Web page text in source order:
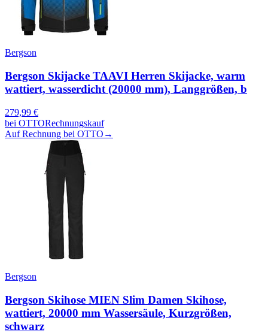
Bergson
Bergson Skijacke TAAVI Herren Skijacke, warm
wattiert, wasserdicht (20000 mm), Langgrößen, b
279,99 €
bei OTTORechnungskauf
Auf Rechnung bei OTTO →
Bergson
Bergson Skihose MIEN Slim Damen Skihose,
wattiert, 20000 mm Wassersäule, Kurzgrößen,
schwarz